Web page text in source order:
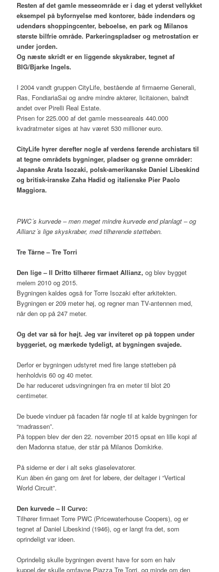
Resten af det gamle messeområde er i dag et yderst vellykket
eksempel på byfornyelse med kontorer, både indendørs og
udendørs shoppingcenter, beboelse, en park og Milanos
største bilfrie område. Parkeringspladser og metrostation er
under jorden.
Og næste skridt er en liggende skyskraber, tegnet af
BIG/Bjarke Ingels.
I 2004 vandt gruppen CityLife, bestående af firmaerne Generali,
Ras, FondiariaSai og andre mindre aktører, licitaionen, balndt
andet over Pirelli Real Estate.
Prisen for 225.000 af det gamle messeareals 440.000
kvadratmeter siges at hav været 530 millioner euro.
CityLife hyrer derefter nogle af verdens førende archistars til
at tegne områdets bygninger, pladser og grønne områder:
Japanske Arata Isozaki, polsk-amerikanske Daniel Libeskind
og britisk-iranske Zaha Hadid og italienske Pier Paolo
Maggiora.
PWC´s kurvede – men meget mindre kurvede end planlagt – og
Allianz´s lige skyskraber, med tilhørende støtteben.
Tre Tårne – Tre Torri
Den lige – Il Dritto tilhører firmaet Allianz, og blev bygget
melem 2010 og 2015.
Bygningen kaldes også for Torre Isozaki efter arkitekten.
Bygningen er 209 meter høj, og regner man TV-antennen med,
når den op på 247 meter.
Og det var så for højt. Jeg var inviteret op på toppen under
byggeriet, og mærkede tydeligt, at bygningen svajede.
Derfor er bygningen udstyret med fire lange støtteben på
henholdvis 60 og 40 meter.
De har reduceret udsvingningen fra en meter til blot 20
centimeter.
De buede vinduer på facaden får nogle til at kalde bygningen for
“madrassen”.
På toppen blev der den 22. november 2015 opsat en lille kopi af
den Madonna statue, der står på Milanos Domkirke.
På siderne er der i alt seks glaselevatorer.
Kun åben én gang om året for løbere, der deltager i “Vertical
World Circuit”.
Den kurvede – Il Curvo:
Tilhører firmaet Torre PWC (Pricewaterhouse Coopers), og er
tegnet af Daniel Libeskind (1946), og er langt fra det, som
oprindeligt var ideen.
Oprindelig skulle bygningen øverst have for som en halv
kuppel.der skulle omfavne Piazza Tre Torri, og minde om den